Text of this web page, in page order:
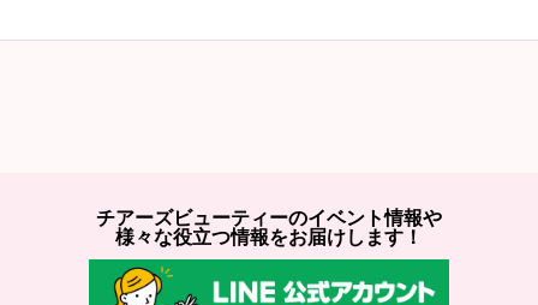
チアーズビューティーのイベント情報や
様々な役立つ情報をお届けします！